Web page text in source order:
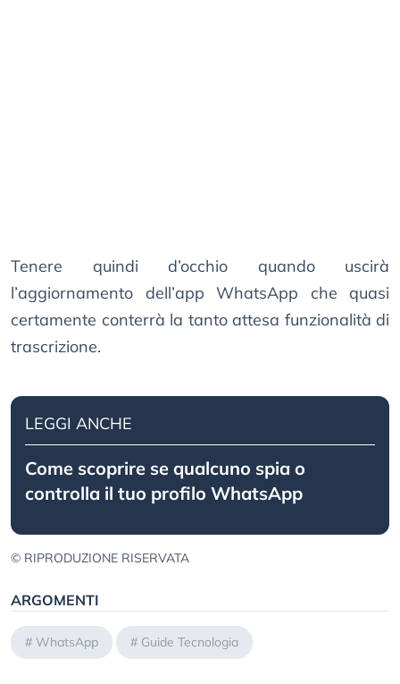
Tenere quindi d’occhio quando uscirà
l’aggiornamento dell’app WhatsApp che quasi
certamente conterrà la tanto attesa funzionalità di
trascrizione.
LEGGI ANCHE
Come scoprire se qualcuno spia o
controlla il tuo profilo WhatsApp
© RIPRODUZIONE RISERVATA
ARGOMENTI
# WhatsApp # Guide Tecnologia